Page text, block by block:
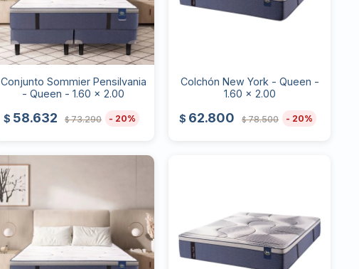
Conjunto Sommier Pensilvania
- Queen - 1.60 x 2.00
$ 58.632 $ 73.290 20
Colchón New York - Queen -
1.60 x 2.00
$ 62.800 $ 78.500 20